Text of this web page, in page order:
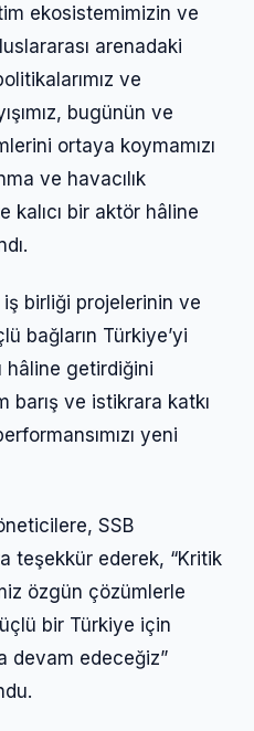
ekosistemimizin ve
arenadaki
ve
bugünün ve
ortaya koymamızı
ve havacılık
kalıcı bir aktör hâline
iş birliği projelerinin ve
bağların Türkiye’yi
hâline getirdiğini
barış ve istikrara katkı
yeni
SSB
teşekkür ederek, “Kritik
özgün çözümlerle
bir Türkiye için
devam edeceğiz”